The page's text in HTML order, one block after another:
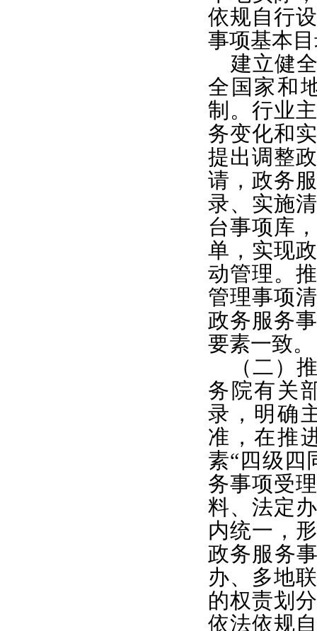
依规自行
事项基本
建立健
全国家和
制。行业
务变化和
提出调整
请，政务
录、实施
台事项库
单，实现
动管理。
管理事项
政务服务
要素一致。
（二）
务院有关
录，明确
准，在推
素“四级四
务事项受
料、法定
内统一，
政务服务
办、多地
的权责划
依法依规